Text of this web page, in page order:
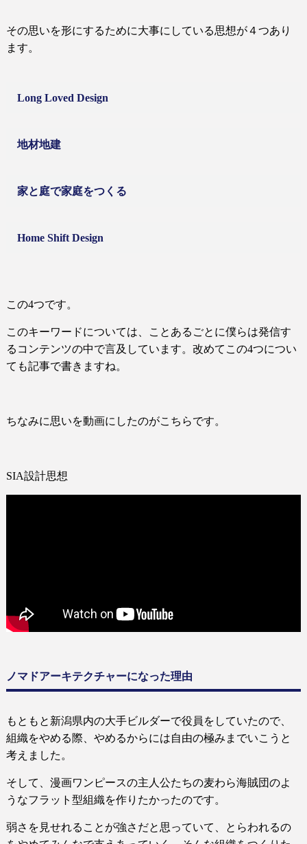
その思いを形にするために大事にしている思想が４つあり
ます。
Long Loved Design
地材地建
家と庭で家庭をつくる
Home Shift Design
この4つです。
このキーワードについては、ことあるごとに僕らは発信す
るコンテンツの中で言及しています。改めてこの4つについ
ても記事で書きますね。
ちなみに思いを動画にしたのがこちらです。
SIA設計思想
ノマドアーキテクチャーになった理由
もともと新潟県内の大手ビルダーで役員をしていたので、
組織をやめる際、やめるからには自由の極みまでいこうと
考えました。
そして、漫画ワンピースの主人公たちの麦わら海賊団のよ
うなフラット型組織を作りたかったのです。
弱さを見せれることが強さだと思っていて、とらわれるの